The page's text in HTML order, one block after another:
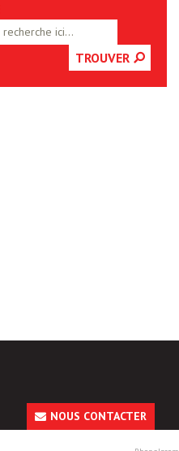
TROUVER
NOUS CONTACTER